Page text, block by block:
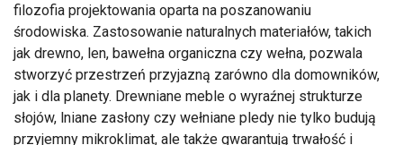
filozofia projektowania oparta na poszanowaniu
środowiska. Zastosowanie naturalnych materiałów, takich
jak drewno, len, bawełna organiczna czy wełna, pozwala
stworzyć przestrzeń przyjazną zarówno dla domowników,
jak i dla planety. Drewniane meble o wyraźnej strukturze
słojów, lniane zasłony czy wełniane pledy nie tylko budują
przyjemny mikroklimat, ale także gwarantują trwałość i